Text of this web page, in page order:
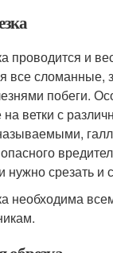
проводится и
все сломанные,
побеги.
ветки с
нужно срезать и
необходима